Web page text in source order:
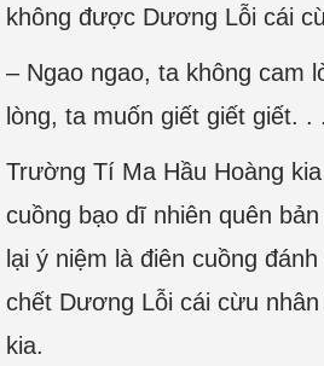
không được Dương Lỗi cái
– Ngao ngao, ta không cam
lòng, ta muốn giết giết giết. . .
Trường Tí Ma Hầu Hoàng
cuồng bạo dĩ nhiên quên
lại ý niệm là điên cuồng
chết Dương Lỗi cái cừu
kia.